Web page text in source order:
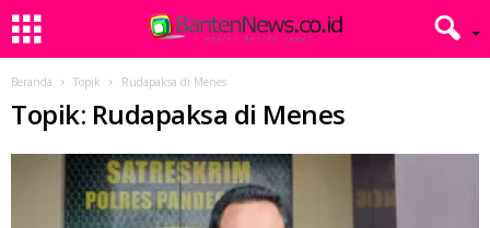
Beranda Topik Rudapaksa di Menes
Topik: Rudapaksa di Menes